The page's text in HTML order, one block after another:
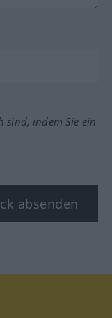
sind, indem Sie ein
absenden